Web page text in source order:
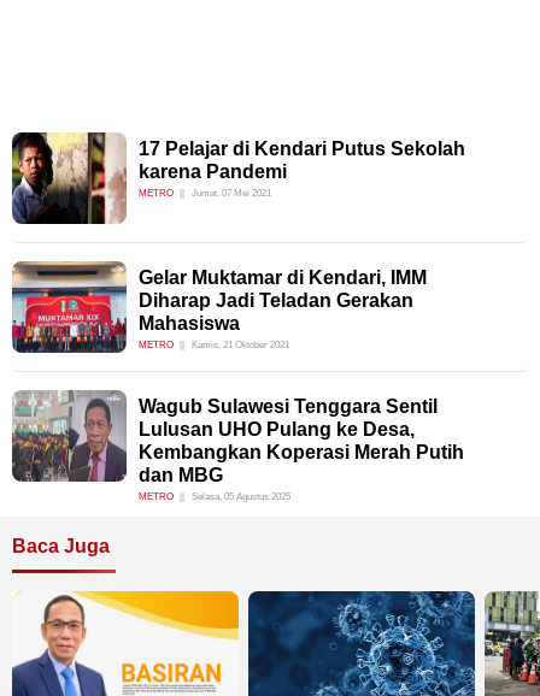
17 Pelajar di Kendari Putus Sekolah
karena Pandemi
METRO Jumat, 07 Mei 2021
Gelar Muktamar di Kendari, IMM
Diharap Jadi Teladan Gerakan
Mahasiswa
METRO Kamis, 21 Oktober 2021
Wagub Sulawesi Tenggara Sentil
Lulusan UHO Pulang ke Desa,
Kembangkan Koperasi Merah Putih
dan MBG
METRO Selasa, 05 Agustus 2025
Baca Juga